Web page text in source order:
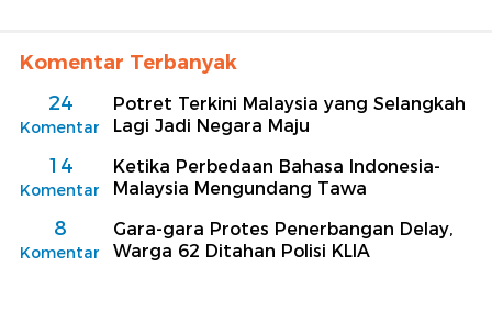
Komentar Terbanyak
24
Komentar
Potret Terkini Malaysia yang Selangkah
Lagi Jadi Negara Maju
14
Komentar
Ketika Perbedaan Bahasa Indonesia-
Malaysia Mengundang Tawa
8
Komentar
Gara-gara Protes Penerbangan Delay,
Warga 62 Ditahan Polisi KLIA